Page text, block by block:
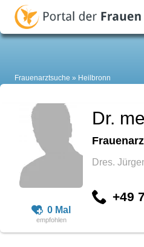
Frauenarztsuche Heilbronn
0 Mal
Dr.
Dres.
+49